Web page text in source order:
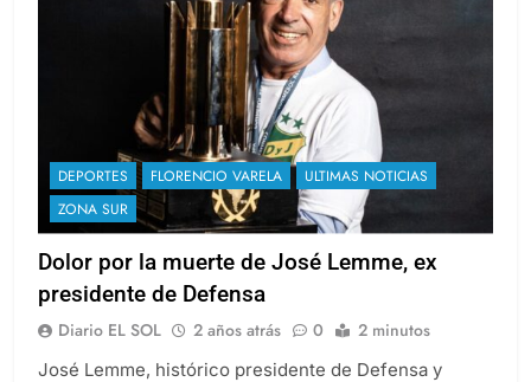
DEPORTES FLORENCIO VARELA
ULTIMAS NOTICIAS
ZONA SUR
Dolor por la muerte de José Lemme, ex
presidente de Defensa
Diario EL SOL 2 años atrás 0 2 minutos
José Lemme, histórico presidente de Defensa y